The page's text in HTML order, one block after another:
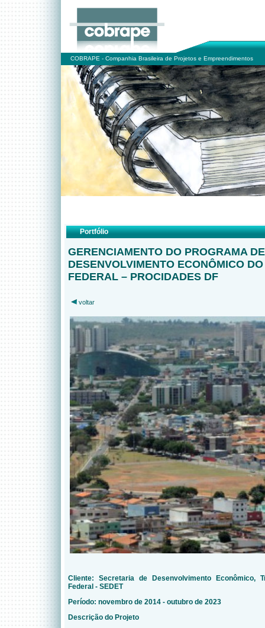
COBRAPE - Companhia Brasileira de Projetos e Empreendimentos
Portfólio
GERENCIAMENTO DO PROGRAMA DE
DESENVOLVIMENTO ECONÔMICO
FEDERAL – PROCIDADES DF
voltar
Cliente: Secretaria de Desenvolvimento Econômico,
Federal - SEDET
Período: novembro de 2014 - outubro de 2023
Descrição do Projeto